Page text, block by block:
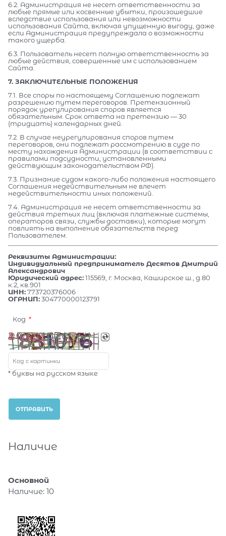
6.2. Администрация не несет ответственности за
любые прямые или косвенные убытки, произошедшие
вследствие использования или невозможности
использования Сайта, включая упущенную выгоду, даже
если Администрация предупреждала о возможности
такого ущерба.
6.3. Пользователь несет полную ответственность за
любые действия, совершенные им с использованием
Сайта.
7. ЗАКЛЮЧИТЕЛЬНЫЕ ПОЛОЖЕНИЯ
7.1. Все споры по настоящему Соглашению подлежат
разрешению путем переговоров. Претензионный
порядок урегулирования споров является
обязательным. Срок ответа на претензию — 30
(тридцать) календарных дней.
7.2. В случае неурегулирования споров путем
переговоров, они подлежат рассмотрению в суде по
месту нахождения Администрации (в соответствии с
правилами подсудности, установленными
действующим законодательством РФ).
7.3. Признание судом какого-либо положения настоящего
Соглашения недействительным не влечет
недействительности иных положений.
7.4. Администрация не несет ответственности за
действия третьих лиц (включая платежные системы,
операторов связи, службы доставки), которые могут
повлиять на выполнение обязательств перед
Пользователем.
Реквизиты Администрации:
Индивидуальный предприниматель Десятов Дмитрий
Александрович
Юридический адрес:115569, г. Москва, Каширское ш., д.80
к.2, кв.901
ИНН:773720376006
ОГРНИП:304770000123791
Код
* буквы на русском языке
Наличие
Основной
Наличие: 10